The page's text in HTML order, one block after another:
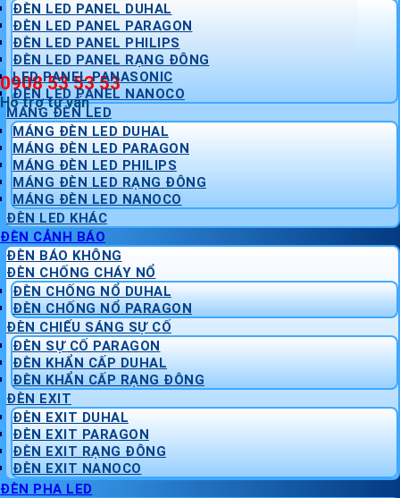
0908 53 53 53
Hỗ trợ tư vấn
ĐÈN LED PANEL DUHAL
ĐÈN LED PANEL PARAGON
ĐÈN LED PANEL PHILIPS
ĐÈN LED PANEL RẠNG ĐÔNG
LED PANEL PANASONIC
ĐÈN LED PANEL NANOCO
MÁNG ĐÈN LED
MÁNG ĐÈN LED DUHAL
MÁNG ĐÈN LED PARAGON
MÁNG ĐÈN LED PHILIPS
MÁNG ĐÈN LED RẠNG ĐÔNG
MÁNG ĐÈN LED NANOCO
ĐÈN LED KHÁC
ĐÈN CẢNH BÁO
ĐÈN BÁO KHÔNG
ĐÈN CHỐNG CHÁY NỔ
ĐÈN CHỐNG NỔ DUHAL
ĐÈN CHỐNG NỔ PARAGON
ĐÈN CHIẾU SÁNG SỰ CỐ
ĐÈN SỰ CỐ PARAGON
ĐÈN KHẨN CẤP DUHAL
ĐÈN KHẨN CẤP RẠNG ĐÔNG
ĐÈN EXIT
ĐÈN EXIT DUHAL
ĐÈN EXIT PARAGON
ĐÈN EXIT RẠNG ĐÔNG
ĐÈN EXIT NANOCO
ĐÈN PHA LED